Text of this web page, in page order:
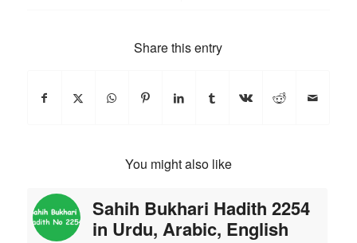
Share this entry
You might also like
Sahih Bukhari Hadith 2254
in Urdu, Arabic, English